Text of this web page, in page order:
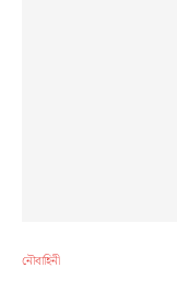
নৌবাহিনী